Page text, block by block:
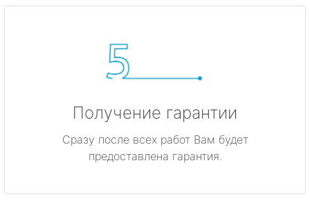
Получение гарантии
Сразу после всех работ Вам будет
предоставлена гарантия.